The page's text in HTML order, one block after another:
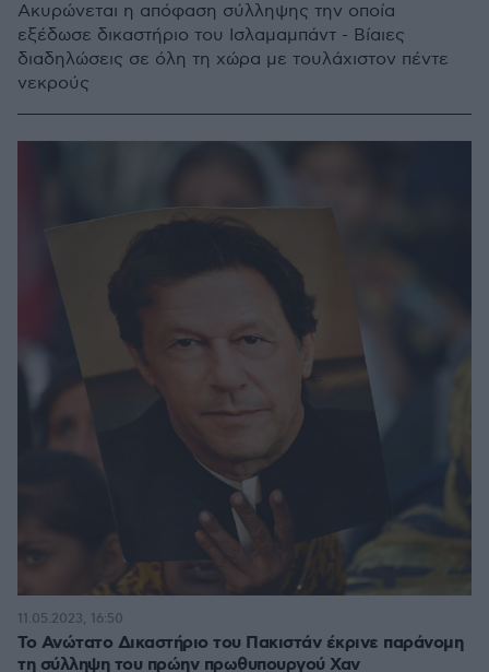
Ακυρώνεται η απόφαση σύλληψης την οποία
εξέδωσε δικαστήριο του Ισλαμαμπάντ - Βίαιες
διαδηλώσεις σε όλη τη χώρα με τουλάχιστον πέντε
νεκρούς
Το Ανώτατο Δικαστήριο του Πακιστάν έκρινε παράνομη
τη σύλληψη του πρώην πρωθυπουργού Χαν
11.05.2023, 16:50